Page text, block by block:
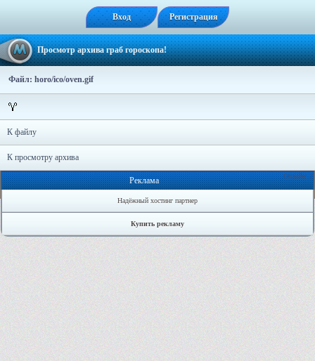
Вход Регистрация
Просмотр архива граб гороскопа!
Файл: horo/ico/oven.gif
К файлу
К просмотру архива
Онлайн: 2
Реклама
Надёжный хостинг партнер
Купить рекламу